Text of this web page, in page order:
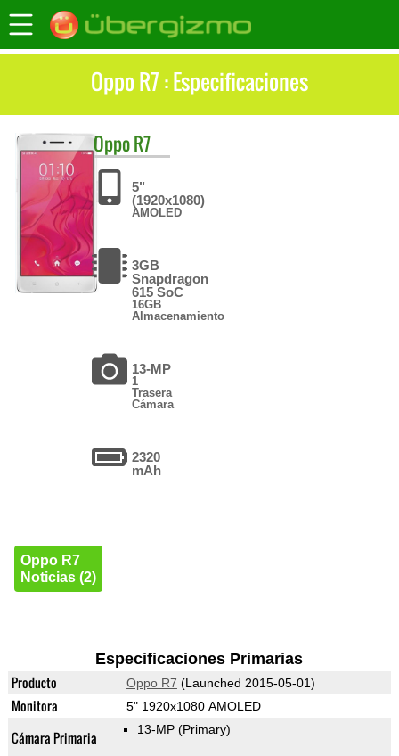
Oppo R7 : Especificaciones
OppoR7
5"
(1920x1080)
AMOLED
3GB
Snapdragon
615 SoC
16GB
Almacenamiento
13-MP
1
Trasera
Cámara
2320
mAh
Oppo R7
Noticias (2)
Especificaciones Primarias
Producto Oppo R7 (Launched 2015-05-01)
Monitora 5" 1920x1080 AMOLED
Cámara Primaria 13-MP (Primary)